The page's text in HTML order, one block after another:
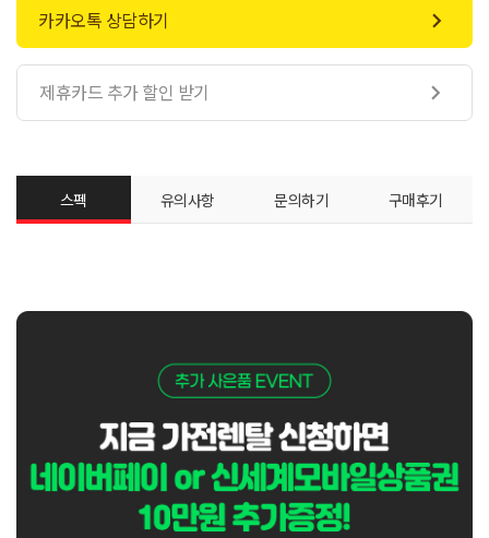
카카오톡 상담하기 
제휴카드 추가 할인 받기 
스펙 유의사항 문의하기 구매후기